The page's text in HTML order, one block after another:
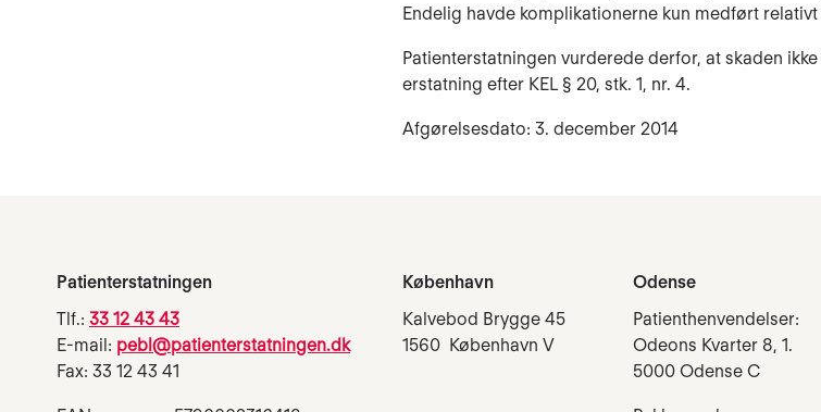
Endelig havde komplikationerne kun medført
Patienterstatningen vurderede derfor, at skaden
erstatning efter KEL § 20, stk. 1, nr. 4.
Afgørelsesdato: 3. december 2014
Patienterstatningen
Tlf.: 33 12 43 43
E-mail: pebl@patienterstatningen.dk
Fax: 33 12 43 41
København
Kalvebod Brygge 45
1560 København V
Odense
Patienthenvendelser:
Odeons Kvarter 8, 1.
5000 Odense C